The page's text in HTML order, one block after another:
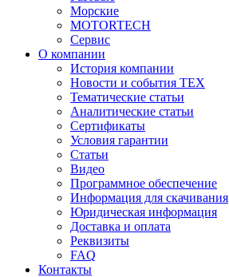
Морские
MOTORTECH
Сервис
О компании
История компании
Новости и события ТЕХ
Тематические статьи
Аналитические статьи
Сертификаты
Условия гарантии
Статьи
Видео
Программное обеспечение
Информация для скачивания
Юридическая информация
Доставка и оплата
Реквизиты
FAQ
Контакты